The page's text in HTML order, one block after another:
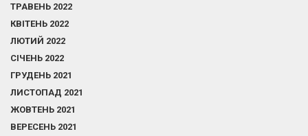
ТРАВЕНЬ 2022
КВІТЕНЬ 2022
ЛЮТИЙ 2022
СІЧЕНЬ 2022
ГРУДЕНЬ 2021
ЛИСТОПАД 2021
ЖОВТЕНЬ 2021
ВЕРЕСЕНЬ 2021